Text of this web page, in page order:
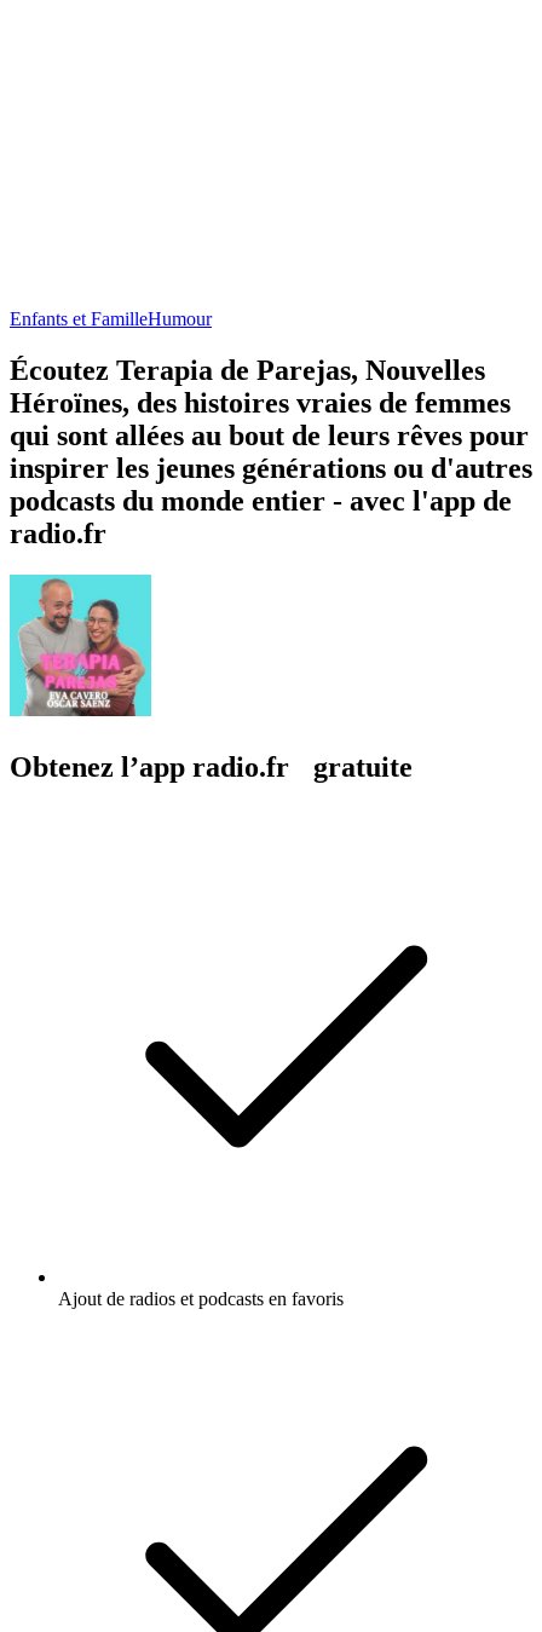
Enfants et FamilleHumour
Écoutez Terapia de Parejas, Nouvelles
Héroïnes, des histoires vraies de femmes
qui sont allées au bout de leurs rêves pour
inspirer les jeunes générations ou d'autres
podcasts du monde entier - avec l'app de
radio.fr
Obtenez l’app radio.fr gratuite
Ajout de radios et podcasts en favoris